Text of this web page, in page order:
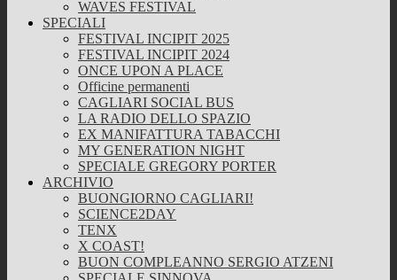
WAVES FESTIVAL
SPECIALI
FESTIVAL INCIPIT 2025
FESTIVAL INCIPIT 2024
ONCE UPON A PLACE
Officine permanenti
CAGLIARI SOCIAL BUS
LA RADIO DELLO SPAZIO
EX MANIFATTURA TABACCHI
MY GENERATION NIGHT
SPECIALE GREGORY PORTER
ARCHIVIO
BUONGIORNO CAGLIARI!
SCIENCE2DAY
TENX
X COAST!
BUON COMPLEANNO SERGIO ATZENI